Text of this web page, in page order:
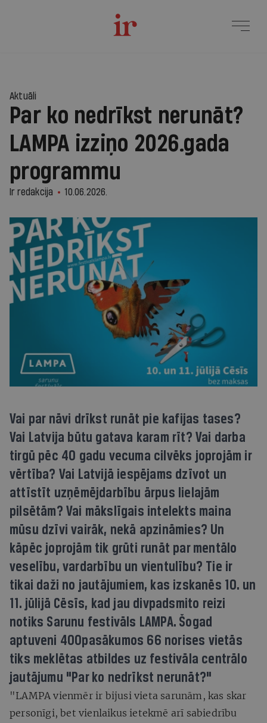
Aktuāli
Par ko nedrīkst nerunāt?
LAMPA izziņo 2026.gada
programmu
Ir redakcija 10.06.2026.
Vai par nāvi drīkst runāt pie kafijas tases?
Vai Latvija būtu gatava karam rīt? Vai darba
tirgū pēc 40 gadu vecuma cilvēks joprojām ir
vērtība? Vai Latvijā iespējams dzīvot un
attīstīt uzņēmējdarbību ārpus lielajām
pilsētām? Vai mākslīgais intelekts maina
mūsu dzīvi vairāk, nekā apzināmies? Un
kāpēc joprojām tik grūti runāt par mentālo
veselību, vardarbību un vientulību? Tie ir
tikai daži no jautājumiem, kas izskanēs 10. un
11. jūlijā Cēsīs, kad jau divpadsmito reizi
notiks Sarunu festivāls LAMPA. Šogad
aptuveni 400pasākumos 66 norises vietās
tiks meklētas atbildes uz festivāla centrālo
jautājumu "Par ko nedrīkst nerunāt?"
"LAMPA vienmēr ir bijusi vieta sarunām, kas skar
personīgi, bet vienlaikus ietekmē arī sabiedrību